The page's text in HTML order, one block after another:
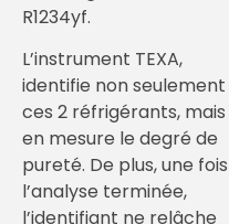
R1234yf.
L’instrument TEXA,
identifie non seulement
ces 2 réfrigérants, mais
en mesure le degré de
pureté. De plus, une fois
l’analyse terminée,
l’identifiant ne relâche